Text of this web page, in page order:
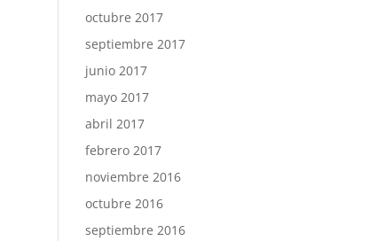
octubre 2017
septiembre 2017
junio 2017
mayo 2017
abril 2017
febrero 2017
noviembre 2016
octubre 2016
septiembre 2016